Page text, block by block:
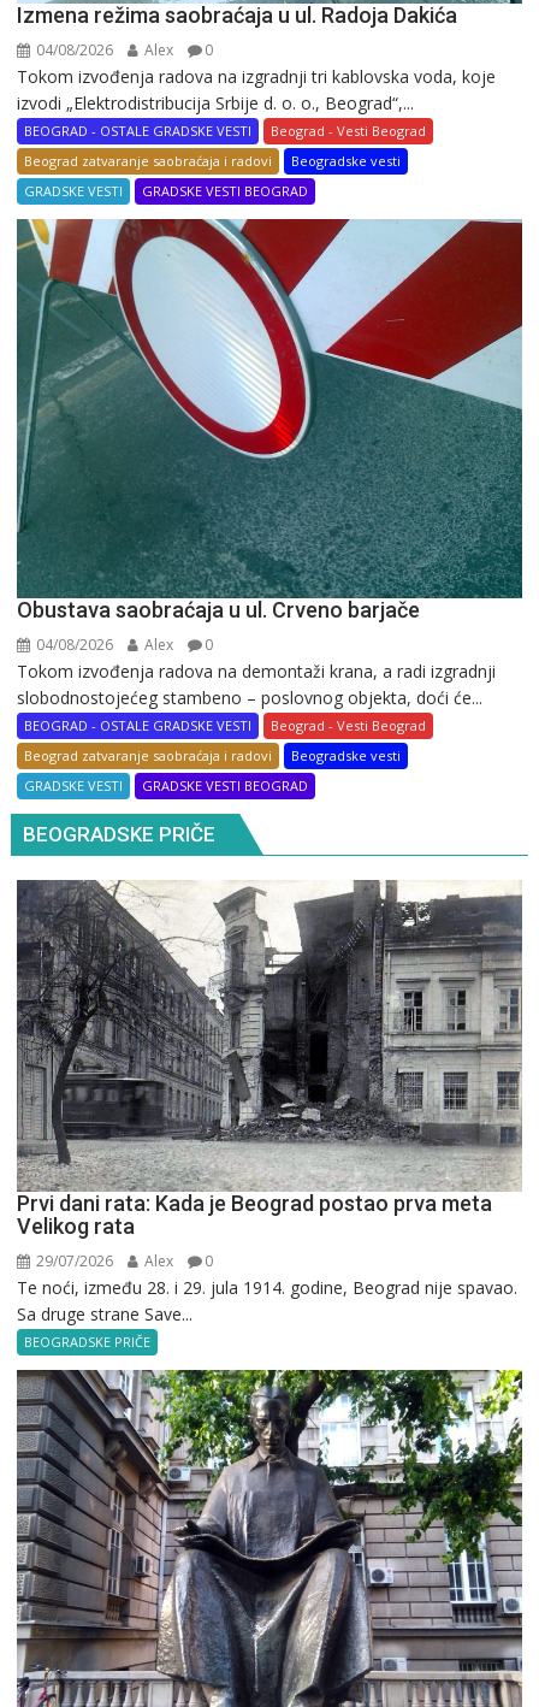
Izmena režima saobraćaja u ul. Radoja Dakića
04/08/2026 Alex 0
Tokom izvođenja radova na izgradnji tri kablovska voda, koje
izvodi „Elektrodistribucija Srbije d. o. o., Beograd“,...
BEOGRAD - OSTALE GRADSKE VESTI
Beograd - Vesti Beograd
Beograd zatvaranje saobraćaja i radovi
Beogradske vesti
GRADSKE VESTI
GRADSKE VESTI BEOGRAD
Obustava saobraćaja u ul. Crveno barjače
04/08/2026 Alex 0
Tokom izvođenja radova na demontaži krana, a radi izgradnji
slobodnostojećeg stambeno – poslovnog objekta, doći će...
BEOGRAD - OSTALE GRADSKE VESTI
Beograd - Vesti Beograd
Beograd zatvaranje saobraćaja i radovi
Beogradske vesti
GRADSKE VESTI
GRADSKE VESTI BEOGRAD
BEOGRADSKE PRIČE
Prvi dani rata: Kada je Beograd postao prva meta
Velikog rata
29/07/2026 Alex 0
Te noći, između 28. i 29. jula 1914. godine, Beograd nije spavao.
Sa druge strane Save...
BEOGRADSKE PRIČE